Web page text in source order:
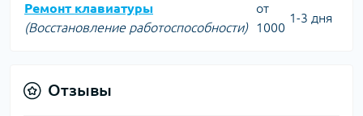
Ремонт клавиатуры
(Восстановление работоспособности)
от
1000
1-3 дня
Отзывы